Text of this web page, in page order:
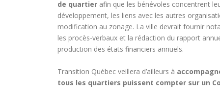
de quartier afin que les bénévoles concentrent
développement, les liens avec les autres
modification au zonage. La ville devrait fournir
les procès-verbaux et la rédaction du rapport
production des états financiers annuels.
Transition Québec veillera d’ailleurs à
tous les quartiers puissent compter sur un